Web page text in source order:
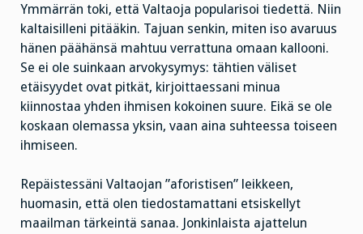
Ymmärrän toki, että Valtaoja popularisoi tiedettä. Niin
kaltaisilleni pitääkin. Tajuan senkin, miten iso avaruus
hänen päähänsä mahtuu verrattuna omaan kallooni.
Se ei ole suinkaan arvokysymys: tähtien väliset
etäisyydet ovat pitkät, kirjoittaessani minua
kiinnostaa yhden ihmisen kokoinen suure. Eikä se ole
koskaan olemassa yksin, vaan aina suhteessa toiseen
ihmiseen.
Repäistessäni Valtaojan ”aforistisen” leikkeen,
huomasin, että olen tiedostamattani etsiskellyt
maailman tärkeintä sanaa. Jonkinlaista ajattelun